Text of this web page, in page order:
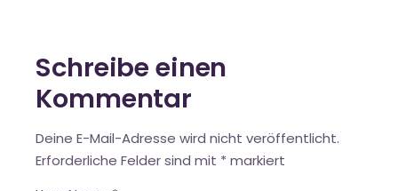
Schreibe einen
Kommentar
Deine E-Mail-Adresse wird nicht veröffentlicht.
Erforderliche Felder sind mit * markiert